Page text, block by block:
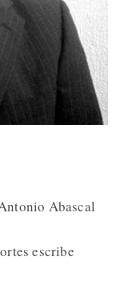
Abascal
escribe